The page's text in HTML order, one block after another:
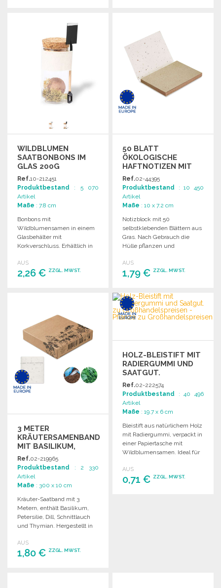
Angebot anfordern
WILDBLUMEN
SAATBONBONS IM
GLAS 200G
Ref.10-212451
Produktbestand : 5 070
Artikel
Maße : 7.8 cm
Bonbons mit
Wildblumensamen in einem
Glasbehälter mit
Korkverschluss. Erhältlich in
und Schaufel.
AUS
2,26 € ZZGL. MWST.
50 BLATT
ÖKOLOGISCHE
HAFTNOTIZEN MIT
SAMEN ZU
GROSSHANDELSPREISEN
Ref.02-44395
Produktbestand : 10 450
Artikel
Maße : 10 x 7.2 cm
Notizblock mit 50
selbstklebenden Blättern aus
Gras. Nach Gebrauch die
Hülle pflanzen und
AUS
1,79 € ZZGL. MWST.
BESTELLEN
Angebot anfordern
3 METER
KRÄUTERSAMENBAND
MIT BASILIKUM,
PETERSILIE, DILL,
SCHNITTLAUCH UND
THYMIAN
Ref.02-219965
Produktbestand : 2 330
Artikel
Maße : 300 x 10 cm
Kräuter-Saatband mit 3
Metern, enthält Basilikum,
Petersilie, Dill, Schnittlauch
und Thymian. Hergestellt in
AUS
1,80 € ZZGL. MWST.
HOLZ-BLEISTIFT MIT
RADIERGUMMI UND
SAATGUT.
Ref.02-222574
Produktbestand : 40 496
Artikel
Maße : 19.7 x 6 cm
Bleistift aus natürlichem Holz
mit Radiergummi, verpackt in
einer Papiertasche mit
Wildblumensamen. Ideal für
AUS
0,71 € ZZGL. MWST.